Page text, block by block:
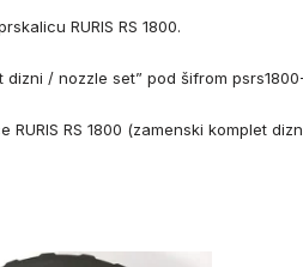
RURIS RS 1800.
dizni / nozzle set” pod šifrom
RS 1800 (zamenski komplet